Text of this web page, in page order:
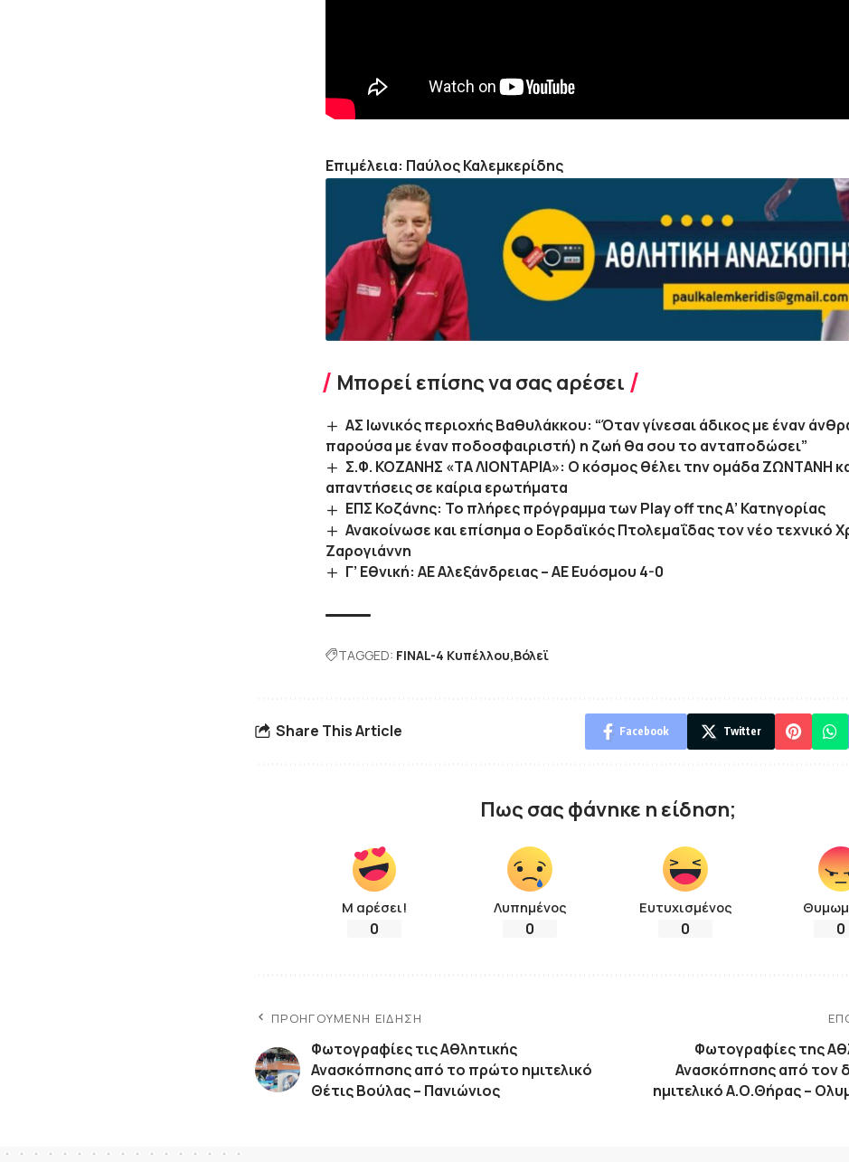
Επιμέλεια: Παύλος Καλεμκερίδης
Μπορεί επίσης να σας αρέσει
ΑΣ Ιωνικός περιοχής Βαθυλάκκου: “Όταν γίνεσαι άδικος με έναν
παρούσα με έναν ποδοσφαιριστή) η ζωή θα σου το ανταποδώσει”
Σ.Φ. ΚΟΖΑΝΗΣ «ΤΑ ΛΙΟΝΤΑΡΙΑ»: Ο κόσμος θέλει την ομάδα ΖΩΝΤΑΝΗ
απαντήσεις σε καίρια ερωτήματα
EΠΣ Κοζάνης: Το πλήρες πρόγραμμα των Play off της Α’ Κατηγορίας
Ανακοίνωσε και επίσημα ο Εορδαϊκός Πτολεμαΐδας τον νέο τεχνικό
Ζαρογιάννη
Γ’ Εθνική: ΑΕ Αλεξάνδρειας – ΑΕ Ευόσμου 4-0
TAGGED: FINAL-4 Κυπέλλου Βόλεϊ
Share This Article Facebook Twitter
Πως σας φάνηκε η είδηση;
Μ αρέσει!
0
Λυπημένος
0
Ευτυχισμένος
0 0
ΠΡΟΗΓΟΎΜΕΝΗ ΕΊΔΗΣΗ
Φωτογραφίες τις Αθλητικής
Ανασκόπησης από το πρώτο ημιτελικό
Θέτις Βούλας – Πανιώνιος
Φωτογραφίες της
Ανασκόπησης από τον
ημιτελικό Α.Ο.Θήρας –